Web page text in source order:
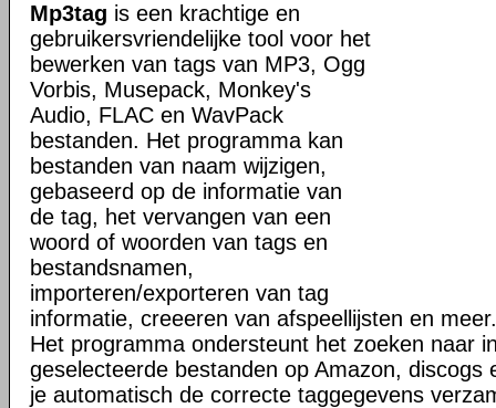
Mp3tag is een krachtige en
gebruikersvriendelijke tool voor het
bewerken van tags van MP3, Ogg
Vorbis, Musepack, Monkey's
Audio, FLAC en WavPack
bestanden. Het programma kan
bestanden van naam wijzigen,
gebaseerd op de informatie van
de tag, het vervangen van een
woord of woorden van tags en
bestandsnamen,
importeren/exporteren van tag
informatie, creeeren van afspeellijsten en meer.
Het programma ondersteunt het zoeken naar
geselecteerde bestanden op Amazon, discogs
je automatisch de correcte taggegevens